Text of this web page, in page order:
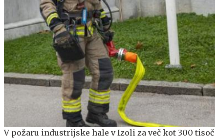
V požaru industrijske hale v Izoli za več kot 300 tisoč